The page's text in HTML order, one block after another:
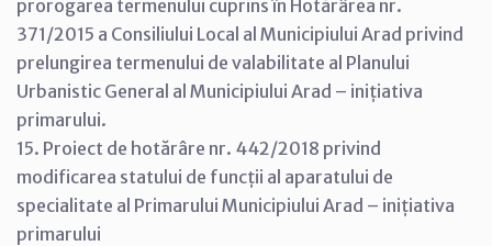
prorogarea termenului cuprins în Hotărârea nr.
371/2015 a Consiliului Local al Municipiului Arad privind
prelungirea termenului de valabilitate al Planului
Urbanistic General al Municipiului Arad – inițiativa
primarului.
15. Proiect de hotărâre nr. 442/2018 privind
modificarea statului de funcții al aparatului de
specialitate al Primarului Municipiului Arad – inițiativa
primarului